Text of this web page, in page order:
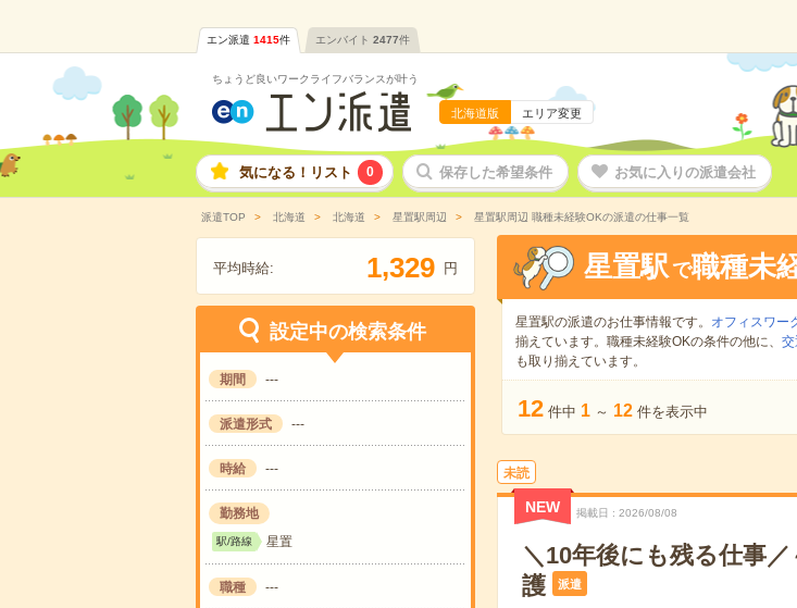
エン派遣 1415件 エンバイト 2477件
ちょうど良いワークライフバランスが叶う
北海道版 エリア変更
気になる！リスト 0 保存した希望条件 お気に入りの派遣会社
派遣TOP 北海道 北海道 星置駅周辺 星置駅周辺 職種未経験OKの派遣の仕事一覧
平均時給: 1,329 円
設定中の検索条件
期間 ---
派遣形式 ---
時給 ---
勤務地
駅/路線 星置
職種 ---
星置駅 で職種未
星置駅の派遣のお仕事情報です。 オフィスワー
揃えています。職種未経験OKの条件の他に、 交
も取り揃えています。
12 件中 1 ～ 12 件を表示中
未読
NEW 掲載日 2026/08/08
＼10年後にも残る仕事
護
派遣